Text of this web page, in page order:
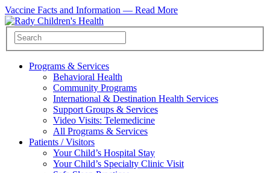
Vaccine Facts and Information — Read More
Programs & Services
Behavioral Health
Community Programs
International & Destination Health Services
Support Groups & Services
Video Visits: Telemedicine
All Programs & Services
Patients / Visitors
Your Child’s Hospital Stay
Your Child’s Specialty Clinic Visit